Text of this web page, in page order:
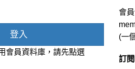
登入
會員資料庫，請先點選
會員
(一
訂